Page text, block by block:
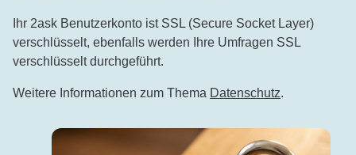
Ihr 2ask Benutzerkonto ist SSL (Secure Socket Layer)
verschlüsselt, ebenfalls werden Ihre Umfragen SSL
verschlüsselt durchgeführt.
Weitere Informationen zum Thema Datenschutz.